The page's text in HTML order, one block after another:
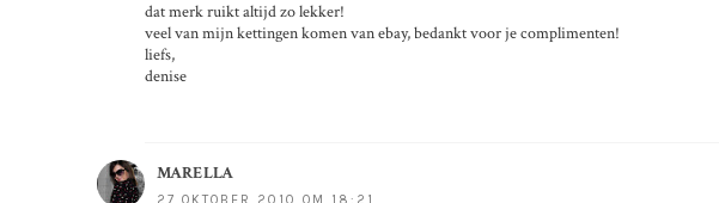
dat merk ruikt altijd zo lekker!
veel van mijn kettingen komen van ebay, bedankt voor je complimenten!
liefs,
denise
MARELLA